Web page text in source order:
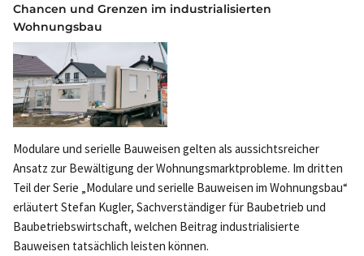
Chancen und Grenzen im industrialisierten
Wohnungsbau
Modulare und serielle Bauweisen gelten als aussichtsreicher
Ansatz zur Bewältigung der Wohnungsmarktprobleme. Im dritten
Teil der Serie „Modulare und serielle Bauweisen im Wohnungsbau“
erläutert Stefan Kugler, Sachverständiger für Baubetrieb und
Baubetriebswirtschaft, welchen Beitrag industrialisierte
Bauweisen tatsächlich leisten können.